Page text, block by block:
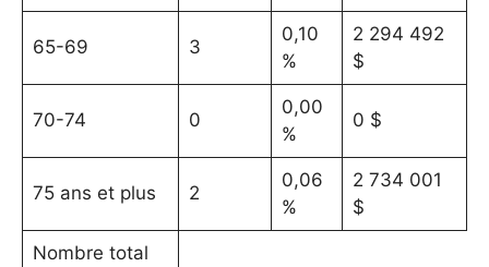
65-69 3
0,10
%
2 294 492
$
70-74 0
0,00
%
0 $
75 ans et plus 2
0,06
%
2 734 001
$
Nombre total